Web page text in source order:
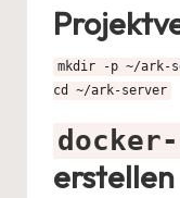
mkdir -p ~/ark-
cd ~/ark-server
docker-
erstellen